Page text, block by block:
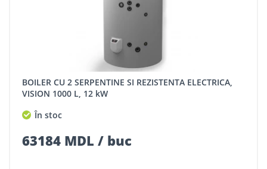
BOILER CU 2 SERPENTINE SI REZISTENTA ELECTRICA,
VISION 1000 L, 12 kW
În stoc
63184 MDL / buc